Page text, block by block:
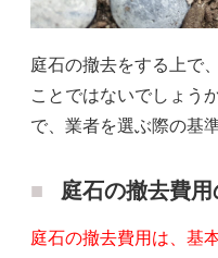
庭石の撤去をする上で
ことではないでしょう
で、業者を選ぶ際の基
庭石の撤去費
庭石の撤去費用は、基